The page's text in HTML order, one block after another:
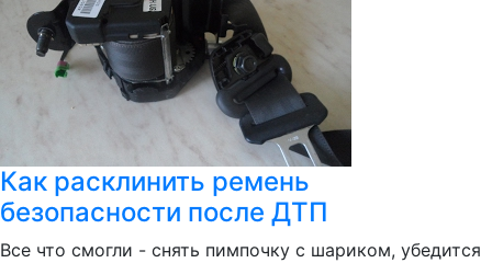
Как расклинить ремень
безопасности после ДТП
Все что смогли - снять пимпочку с шариком, убедится